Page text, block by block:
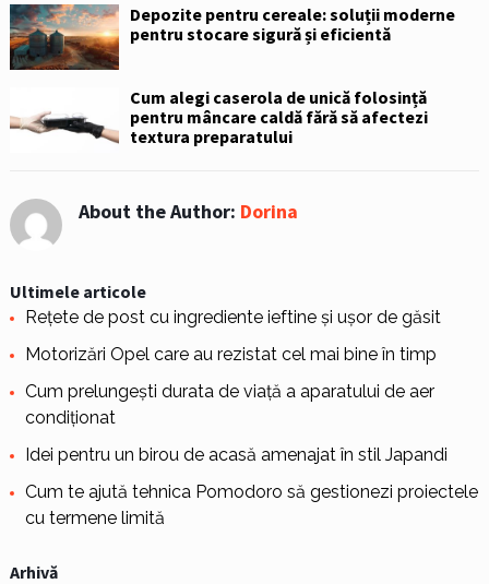
Depozite pentru cereale: soluții moderne
pentru stocare sigură și eficientă
Cum alegi caserola de unică folosință
pentru mâncare caldă fără să afectezi
textura preparatului
About the Author: Dorina
Ultimele articole
Rețete de post cu ingrediente ieftine și ușor de găsit
Motorizări Opel care au rezistat cel mai bine în timp
Cum prelungești durata de viață a aparatului de aer
condiționat
Idei pentru un birou de acasă amenajat în stil Japandi
Cum te ajută tehnica Pomodoro să gestionezi proiectele
cu termene limită
Arhivă